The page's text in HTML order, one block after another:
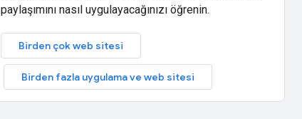
paylaşımını nasıl uygulayacağınızı öğrenin.
Birden çok web sitesi
Birden fazla uygulama ve web sitesi